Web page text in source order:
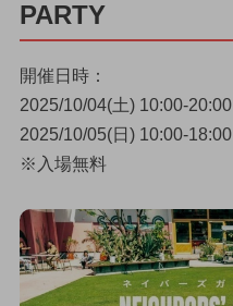
PARTY
開催日時：
2025/10/04(土) 10:00-20:00
2025/10/05(日) 10:00-18:00
※入場無料